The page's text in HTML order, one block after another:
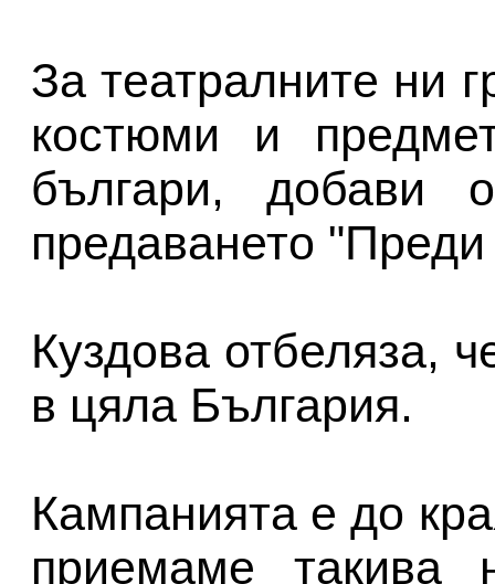
За театралните ни
костюми и
българи,
предаването "Преди
Куздова отбеляза,
в цяла България.
Кампанията е до
приемаме такива